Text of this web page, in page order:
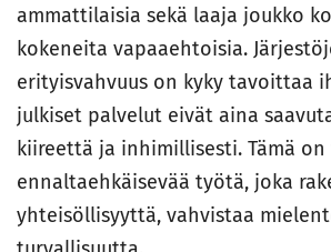
ammattilaisia sekä laaja joukko
kokeneita vapaaehtoisia.
erityisvahvuus on kyky tavoittaa
julkiset palvelut eivät aina
kiireettä ja inhimillisesti. Tämä
ennaltaehkäisevää työtä, joka
yhteisöllisyyttä, vahvistaa